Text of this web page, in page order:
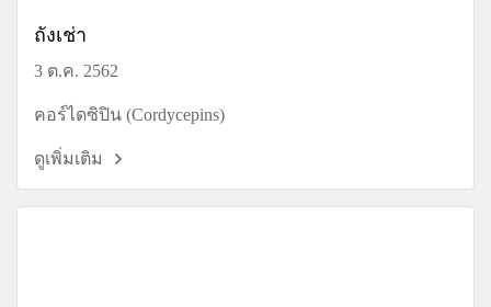
ถังเช่า
3 ต.ค. 2562
คอร์ไดซิปิน (Cordycepins)
ดูเพิ่มเติม